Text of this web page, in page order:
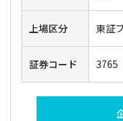
上場区分 東証
証券コード 3765